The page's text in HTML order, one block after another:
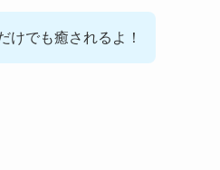
けでも癒されるよ！